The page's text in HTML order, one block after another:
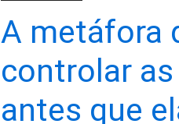
A metáfora
controlar
antes que